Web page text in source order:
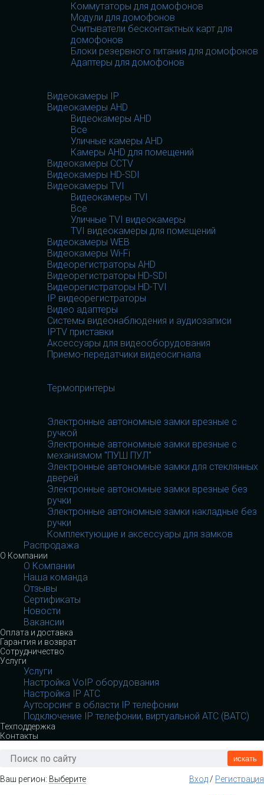
Коммутаторы для домофонов
Модули для домофонов
Считыватели бесконтактных карт для
домофонов
Блоки резервного питания для домофонов
Адаптеры для домофонов
Видеокамеры IP
Видеокамеры AHD
Видеокамеры AHD
Все
Уличные камеры AHD
Камеры AHD для помещений
Видеокамеры CCTV
Видеокамеры HD-SDI
Видеокамеры TVI
Видеокамеры TVI
Все
Уличные TVI видеокамеры
TVI видеокамеры для помещений
Видеокамеры WEB
Видеокамеры Wi-Fi
Видеорегистраторы AHD
Видеорегистраторы HD-SDI
Видеорегистраторы HD-TVI
IP видеорегистраторы
Видео адаптеры
Системы видеонаблюдения и аудиозаписи
IPTV приставки
Аксессуары для видеооборудования
Приемо-передатчики видеосигнала
Термопринтеры
Электронные автономные замки врезные с
ручкой
Электронные автономные замки врезные с
механизмом "ПУШ ПУЛ"
Электронные автономные замки для стеклянных
дверей
Электронные автономные замки врезные без
ручки
Электронные автономные замки накладные без
ручки
Комплектующие и аксессуары для замков
Распродажа
О Компании
О Компании
Наша команда
Отзывы
Сертификаты
Новости
Вакансии
Оплата и доставка
Гарантия и возврат
Сотрудничество
Услуги
Услуги
Настройка VoIP оборудования
Настройка IP АТС
Аутсорсинг в области IP телефонии
Подключение IP телефонии, виртуальной АТС (ВАТС)
Техподдержка
Контакты
искать
Ваш регион: Выберите Вход/ Регистрация